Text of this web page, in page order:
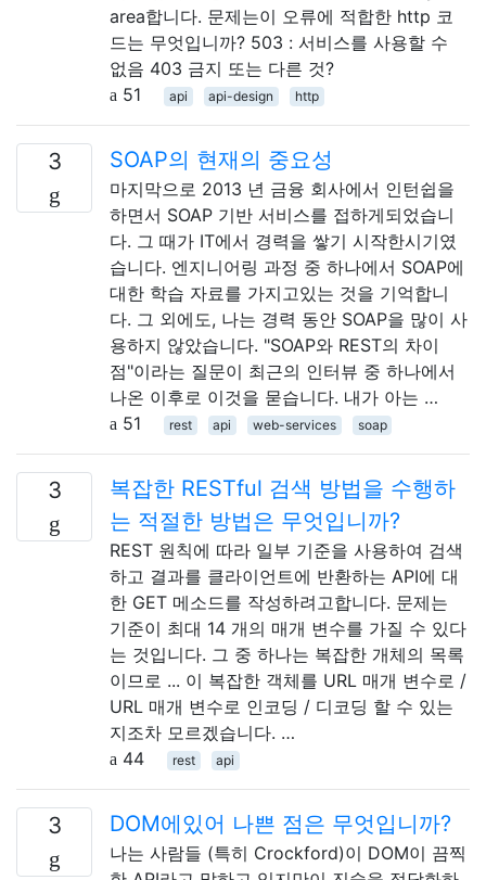
area합니다. 문제는이 오류에 적합한 http 코
드는 무엇입니까? 503 : 서비스를 사용할 수
없음 403 금지 또는 다른 것?
51
api api-design http
3 SOAP의 현재의 중요성
마지막으로 2013 년 금융 회사에서 인턴쉽을
하면서 SOAP 기반 서비스를 접하게되었습니
다. 그 때가 IT에서 경력을 쌓기 시작한시기였
습니다. 엔지니어링 과정 중 하나에서 SOAP에
대한 학습 자료를 가지고있는 것을 기억합니
다. 그 외에도, 나는 경력 동안 SOAP을 많이 사
용하지 않았습니다. "SOAP와 REST의 차이
점"이라는 질문이 최근의 인터뷰 중 하나에서
나온 이후로 이것을 묻습니다. 내가 아는 …
51
rest api web-services soap
3
복잡한 RESTful 검색 방법을 수행하
는 적절한 방법은 무엇입니까?
REST 원칙에 따라 일부 기준을 사용하여 검색
하고 결과를 클라이언트에 반환하는 API에 대
한 GET 메소드를 작성하려고합니다. 문제는
기준이 최대 14 개의 매개 변수를 가질 수 있다
는 것입니다. 그 중 하나는 복잡한 개체의 목록
이므로 ... 이 복잡한 객체를 URL 매개 변수로 /
URL 매개 변수로 인코딩 / 디코딩 할 수 있는
지조차 모르겠습니다. …
44
rest api
3 DOM에있어 나쁜 점은 무엇입니까?
나는 사람들 (특히 Crockford)이 DOM이 끔찍